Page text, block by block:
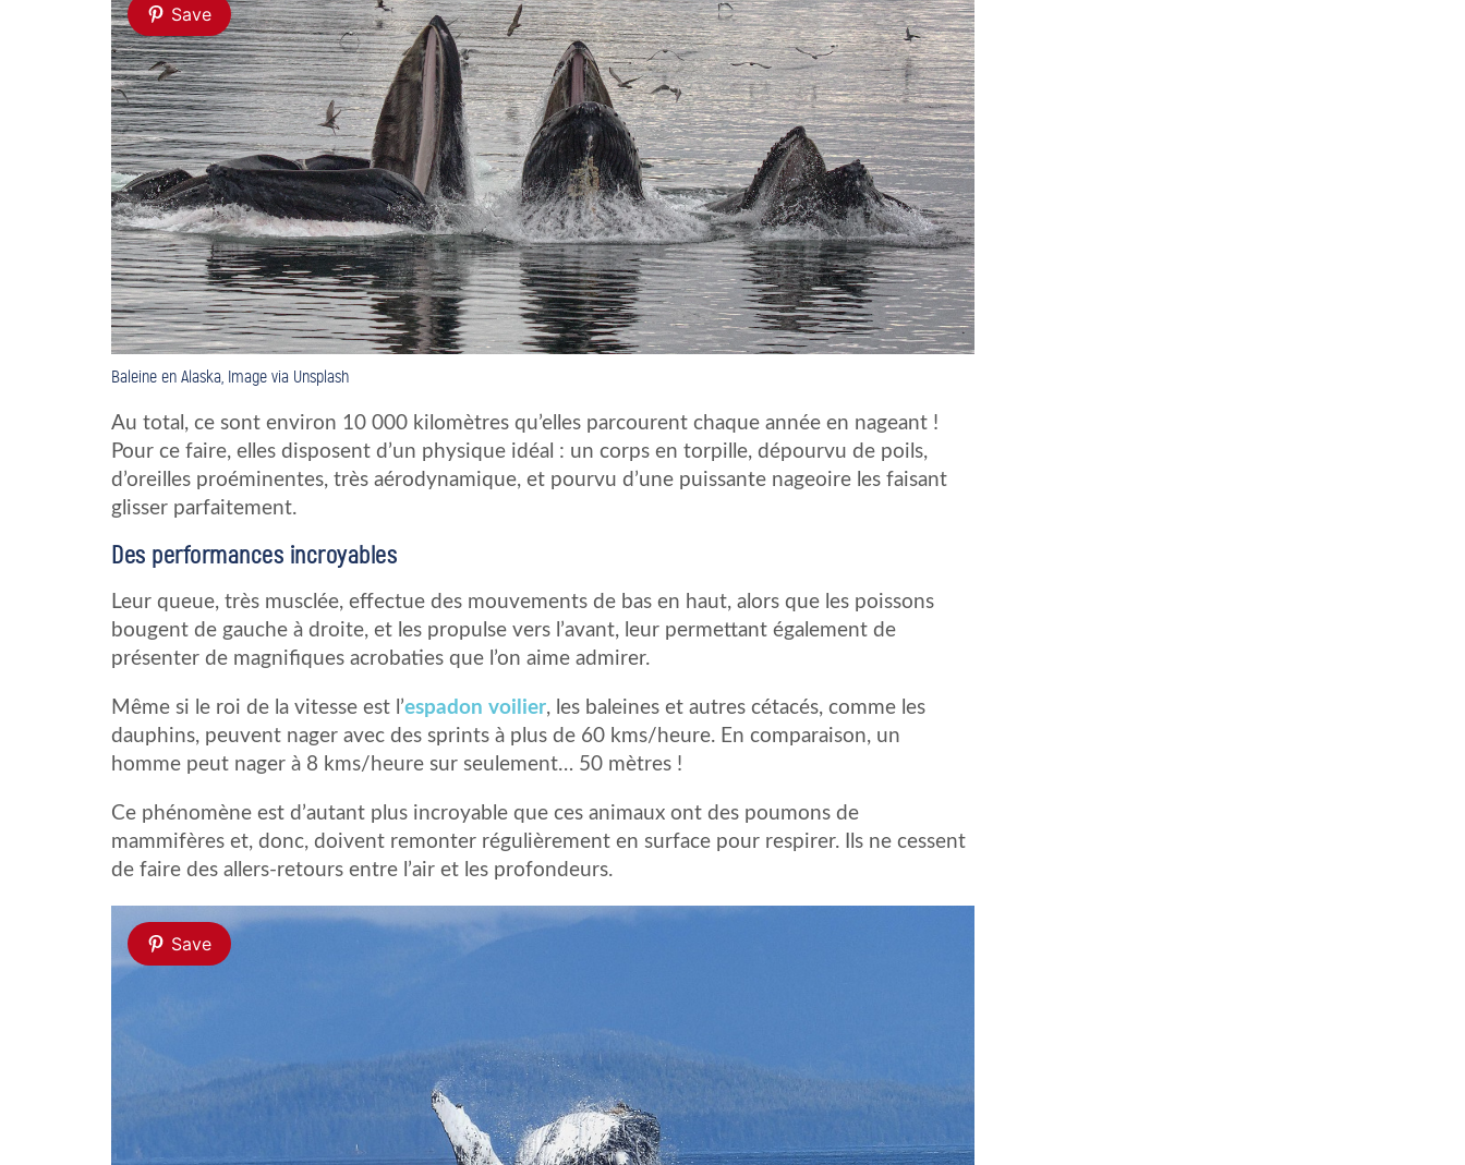
Save
Baleine en Alaska, Image via Unsplash
Au total, ce sont environ 10 000 kilomètres qu’elles parcourent chaque année en nageant !
Pour ce faire, elles disposent d’un physique idéal : un corps en torpille, dépourvu de poils,
d’oreilles proéminentes, très aérodynamique, et pourvu d’une puissante nageoire les faisant
glisser parfaitement.
Des performances incroyables
Leur queue, très musclée, effectue des mouvements de bas en haut, alors que les poissons
bougent de gauche à droite, et les propulse vers l’avant, leur permettant également de
présenter de magnifiques acrobaties que l’on aime admirer.
Même si le roi de la vitesse est l’espadon voilier, les baleines et autres cétacés, comme les
dauphins, peuvent nager avec des sprints à plus de 60 kms/heure. En comparaison, un
homme peut nager à 8 kms/heure sur seulement… 50 mètres !
Ce phénomène est d’autant plus incroyable que ces animaux ont des poumons de
mammifères et, donc, doivent remonter régulièrement en surface pour respirer. Ils ne cessent
de faire des allers-retours entre l’air et les profondeurs.
Save